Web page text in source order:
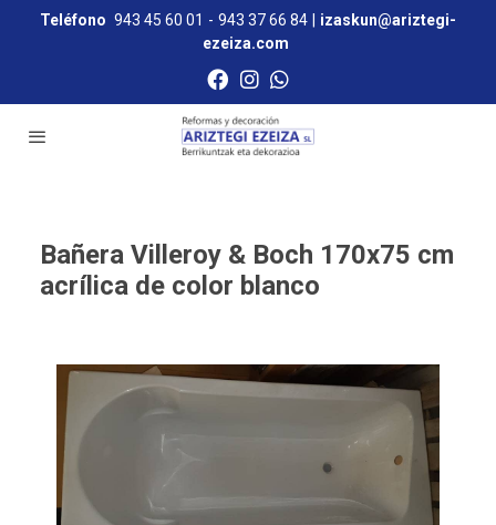
Teléfono 943 45 60 01 - 943 37 66 84
izaskun@ariztegi-
ezeiza.com
Bañera Villeroy & Boch 170x75 cm
acrílica de color blanco